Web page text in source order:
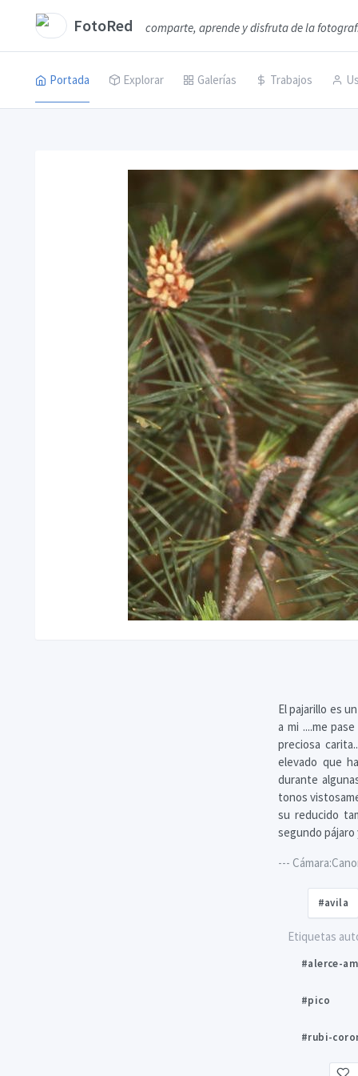
FotoRed comparte, aprende y disfruta de la
Portada Explorar Galerías Trabajos
El pajarillo es
a mi ....me
preciosa
elevado que
durante
tonos
su reducido
segundo
---
#avila
Etiquetas
#alerce-
#pico
#rubi-